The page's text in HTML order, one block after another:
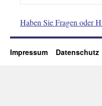
Haben Sie Fragen oder
Impressum Datenschutz